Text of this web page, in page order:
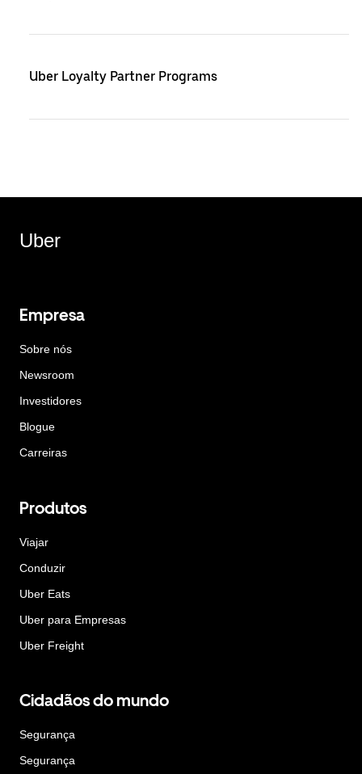
Uber Loyalty Partner Programs
Uber
Empresa
Sobre nós
Newsroom
Investidores
Blogue
Carreiras
Produtos
Viajar
Conduzir
Uber Eats
Uber para Empresas
Uber Freight
Cidadãos do mundo
Segurança
Segurança